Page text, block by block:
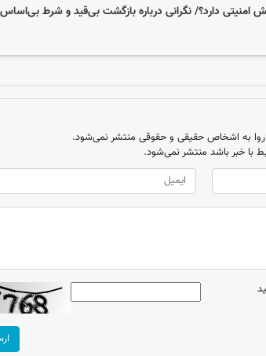
امنیتی دارد؟/ نگرانی‌ درباره بازگشت بی‌قید و شرط بی‌اساس
به اشخاص حقیقی و حقوقی منتشر نمی‌شود.
با خبر باشد منتشر نمی‌شود.